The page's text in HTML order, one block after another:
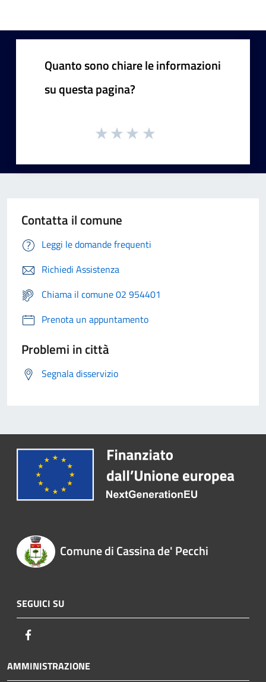
Quanto sono chiare le informazioni
su questa pagina?
Contatta il comune
Leggi le domande frequenti
Richiedi Assistenza
Chiama il comune 02 954401
Prenota un appuntamento
Problemi in città
Segnala disservizio
Comune di Cassina de' Pecchi
SEGUICI SU
AMMINISTRAZIONE